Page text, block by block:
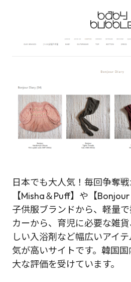
日本でも大人気！毎回争奪
【Misha＆Puff】や【
子供服ブランドから、軽量
カーから、育児に必要な雑
しい入浴剤など幅広いアイ
気が高いサイトです。韓国
大な評価を受けています。